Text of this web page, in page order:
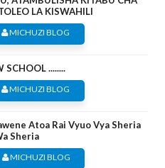
LA KISWAHILI
MICHUZI BLOG
SCHOOL ........
MICHUZI BLOG
Atoa Rai Vyuo Vya Sheria
Sheria
MICHUZI BLOG